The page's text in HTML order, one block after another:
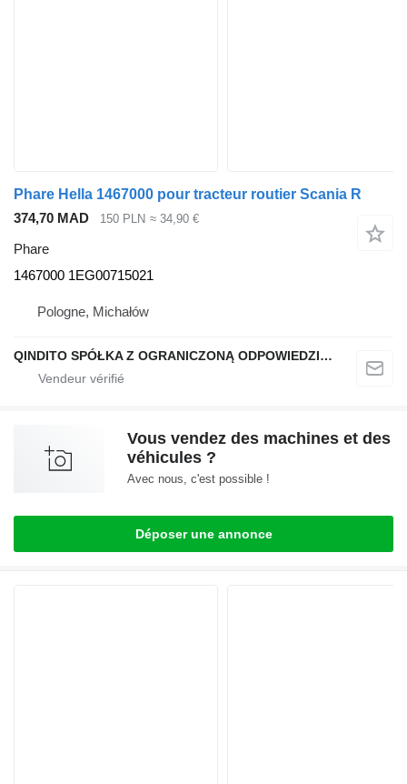
Phare Hella 1467000 pour tracteur routier Scania R
374,70 MAD
150 PLN ≈ 34,90 €
Phare
1467000 1EG00715021
Pologne, Michałów
QINDITO SPÓŁKA Z OGRANICZONĄ ODPOWIEDZIALNOŚCIĄ
Vous vendez des machines et des
véhicules ?
Avec nous, c'est possible !
Déposer une annonce